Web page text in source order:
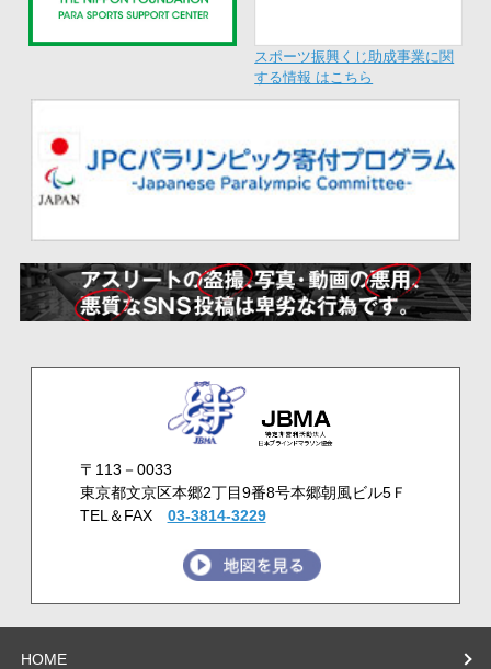
スポーツ振興くじ助成事業に関
する情報 はこちら
〒113－0033
東京都文京区本郷2丁目9番8号本郷朝風ビル5Ｆ
TEL＆FAX 03-3814-3229
HOME